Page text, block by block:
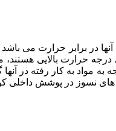
در برابر حرارت می
حرارت بالایی هستند،
نسوز در پوشش داخلی